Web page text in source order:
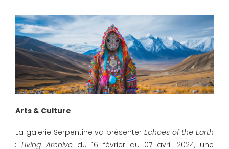
Arts & Culture
La galerie Serpentine va présenter Echoes of the Earth
: Living Archive du 16 février au 07 avril 2024, une